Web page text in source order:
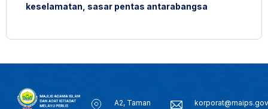
keselamatan, sasar pentas antarabangsa
A2, Taman